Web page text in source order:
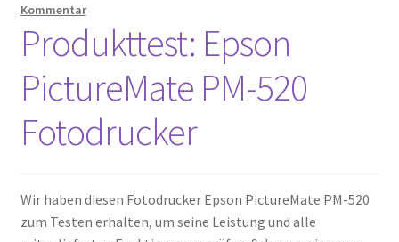
Kommentar
Produkttest: Epson
PictureMate PM-520
Fotodrucker
Wir haben diesen Fotodrucker Epson PictureMate PM-520
zum Testen erhalten, um seine Leistung und alle